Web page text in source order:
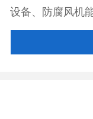
设备、防腐风机